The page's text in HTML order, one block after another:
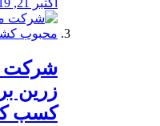
اکتبر 21, 2019
شرکت
زرین
کسب